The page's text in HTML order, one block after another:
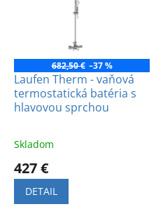
682,50 € –37 %
Laufen Therm - vaňová
termostatická batéria s
hlavovou sprchou
Skladom
427 €
DETAIL